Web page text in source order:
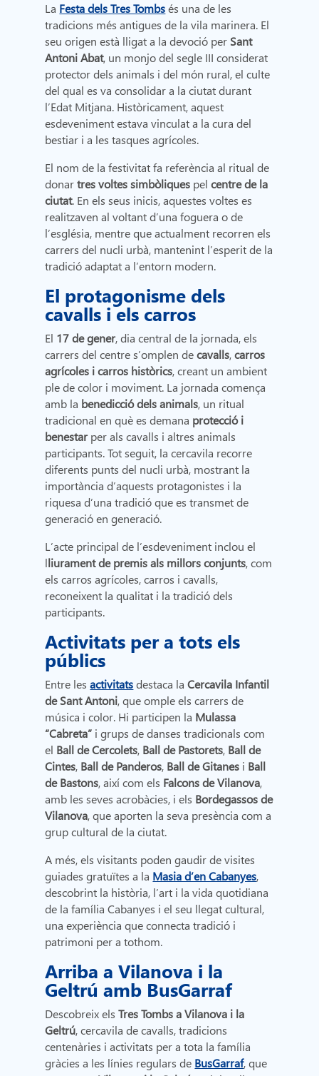
La Festa dels Tres Tombs és una de les
tradicions més antigues de la vila marinera. El
seu origen està lligat a la devoció per Sant
Antoni Abat, un monjo del segle III considerat
protector dels animals i del món rural, el culte
del qual es va consolidar a la ciutat durant
l’Edat Mitjana. Històricament, aquest
esdeveniment estava vinculat a la cura del
bestiar i a les tasques agrícoles.
El nom de la festivitat fa referència al ritual de
donartres voltes simbòliques pelcentre de la
ciutat. En els seus inicis, aquestes voltes es
realitzaven al voltant d’una foguera o de
l’església, mentre que actualment recorren els
carrers del nucli urbà, mantenint l’esperit de la
tradició adaptat a l’entorn modern.
El protagonisme dels
cavalls i els carros
El 17 de gener, dia central de la jornada, els
carrers del centre s’omplen decavalls,carros
agrícoles i carros històrics, creant un ambient
ple de color i moviment. La jornada comença
amb la benedicció dels animals, un ritual
tradicional en què es demana protecció i
benestar per als cavalls i altres animals
participants. Tot seguit, la cercavila recorre
diferents punts del nucli urbà, mostrant la
importància d’aquests protagonistes i la
riquesa d’una tradició que es transmet de
generació en generació.
L’acte principal de l’esdeveniment inclou el
lliurament de premis als millors conjunts, com
els carros agrícoles, carros i cavalls,
reconeixent la qualitat i la tradició dels
participants.
Activitats per a tots els
públics
Entre lesactivitats destaca laCercavila Infantil
de Sant Antoni, que omple els carrers de
música i color. Hi participen la Mulassa
“Cabreta” i grups de danses tradicionals com
el Ball de Cercolets, Ball de Pastorets, Ball de
Cintes, Ball de Panderos, Ball de Gitanes i Ball
de Bastons, així com els Falcons de Vilanova,
amb les seves acrobàcies, i els Bordegassos de
Vilanova, que aporten la seva presència com a
grup cultural de la ciutat.
A més, els visitants poden gaudir de visites
guiades gratuïtes a la Masia d’en Cabanyes,
descobrint la història, l’art i la vida quotidiana
de la família Cabanyes i el seu llegat cultural,
una experiència que connecta tradició i
patrimoni per a tothom.
Arriba a Vilanova i la
Geltrú amb BusGarraf
Descobreix elsTres Tombs a Vilanova i la
Geltrú, cercavila de cavalls, tradicions
centenàries i activitats per a tota la família
gràcies a les línies regulars de BusGarraf, que